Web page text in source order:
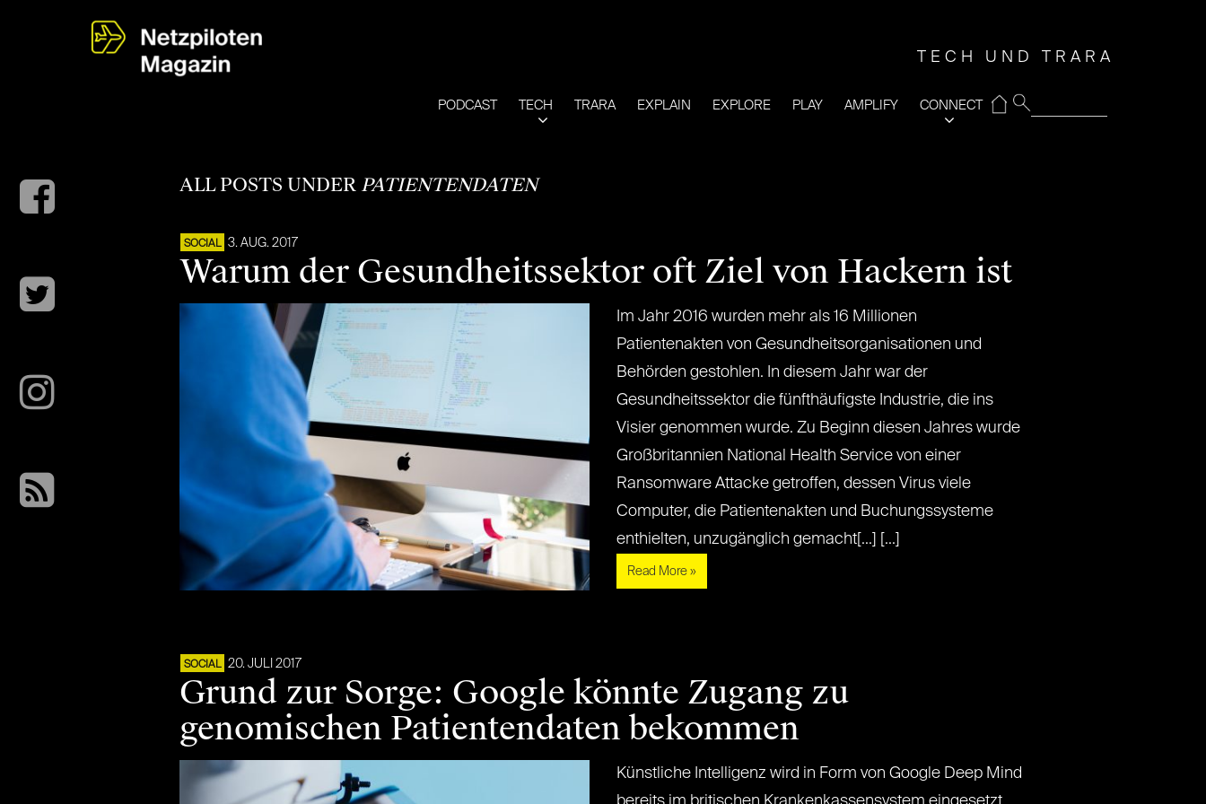
TECH UND TRARA
PODCAST TECH TRARA EXPLAIN EXPLORE PLAY AMPLIFY CONNECT
⌂
ALL POSTS UNDER PATIENTENDATEN
SOCIAL 3. AUG. 2017
Warum der Gesundheitssektor oft Ziel von Hackern ist
Im Jahr 2016 wurden mehr als 16 Millionen
Patientenakten von Gesundheitsorganisationen und
Behörden gestohlen. In diesem Jahr war der
Gesundheitssektor die fünfthäufigste Industrie, die ins
Visier genommen wurde. Zu Beginn diesen Jahres wurde
Großbritannien National Health Service von einer
Ransomware Attacke getroffen, dessen Virus viele
Computer, die Patientenakten und Buchungssysteme
enthielten, unzugänglich gemacht[...] [...]
Read More »
SOCIAL 20. JULI 2017
Grund zur Sorge: Google könnte Zugang zu
genomischen Patientendaten bekommen
Künstliche Intelligenz wird in Form von Google Deep Mind